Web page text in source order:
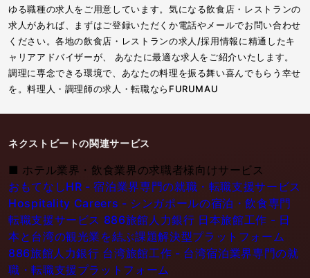
ゆる職種の求人をご用意しています。気になる飲食店・レストランの
求人があれば、まずはご登録いただくか電話やメールでお問い合わせ
ください。各地の飲食店・レストランの求人/採用情報に精通したキ
ャリアアドバイザーが、 あなたに最適な求人をご紹介いたします。
調理に専念できる環境で、あなたの料理を振る舞い喜んでもらう幸せ
を。料理人・調理師の求人・転職ならFURUMAU
ネクストビートの関連サービス
■ ホテル業界・飲食業界の求職者様向けサービス
おもてなしHR - 宿泊業界専門の就職・転職支援サービス
Hospitality Careers - シンガポールの宿泊・飲食専門
転職支援サービス 886旅館人力銀行 日本旅館工作 - 日
本と台湾の観光業を結ぶ課題解決型プラットフォーム
886旅館人力銀行 台湾旅館工作 - 台湾宿泊業界専門の就
職・転職支援プラットフォーム